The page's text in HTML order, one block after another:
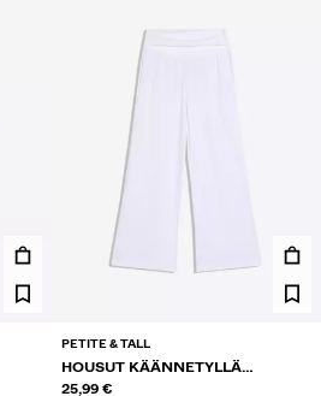
PETITE & TALL
HOUSUT KÄÄNNETYLLÄ
VYÖTÄRÖLLÄ
25,99 €